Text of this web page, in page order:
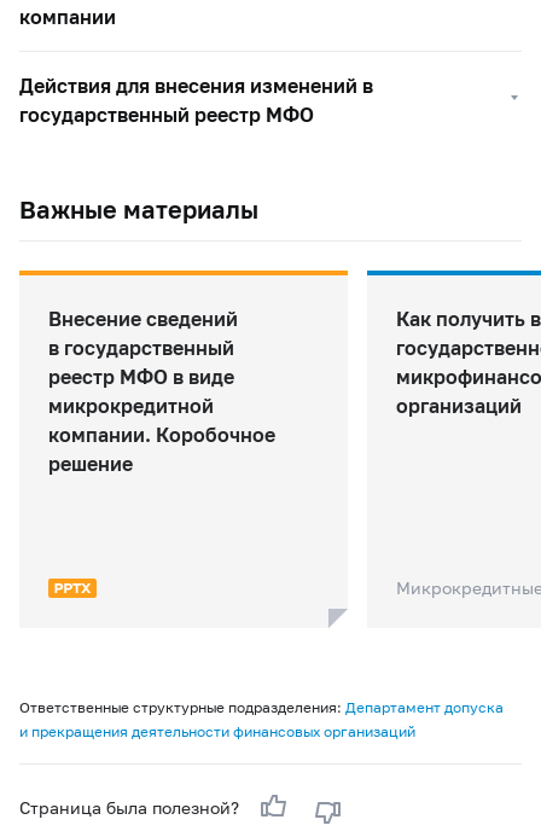
компании
Действия для внесения изменений в
государственный реестр МФО
Важные материалы
Внесение сведений
в государственный
реестр МФО в виде
микрокредитной
компании. Коробочное
решение
Как получить
организаций
Ответственные структурные подразделения: Департамент допуска
и прекращения деятельности финансовых организаций
Страница была полезной?